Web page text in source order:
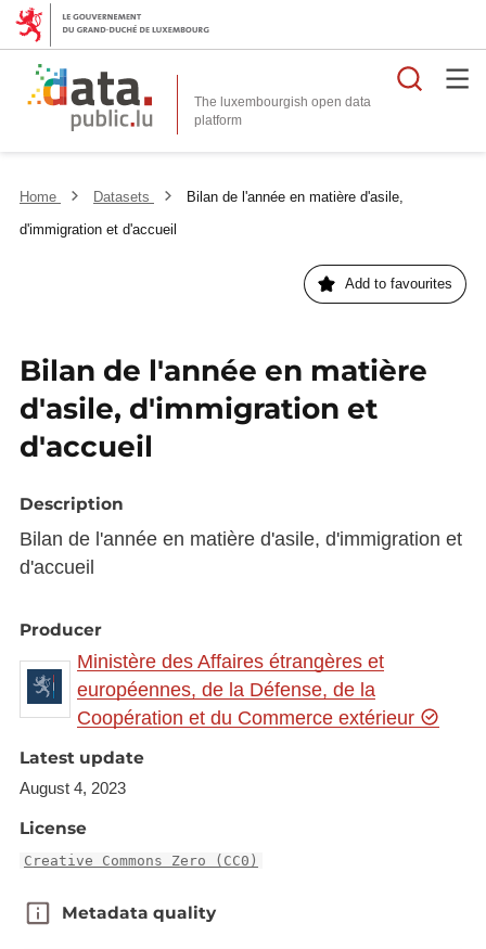
The luxembourgish open data
platform
Home Datasets
Bilan de l'année en matière d'asile,
d'immigration et d'accueil
Add to favourites
Bilan de l'année en matière
d'asile, d'immigration et
d'accueil
Description
Bilan de l'année en matière d'asile, d'immigration et
d'accueil
Producer
Ministère des Affaires étrangères et
européennes, de la Défense, de la
Coopération et du Commerce extérieur
Latest update
August 4, 2023
License
Creative Commons Zero (CC0)
Metadata quality
Metadata quality